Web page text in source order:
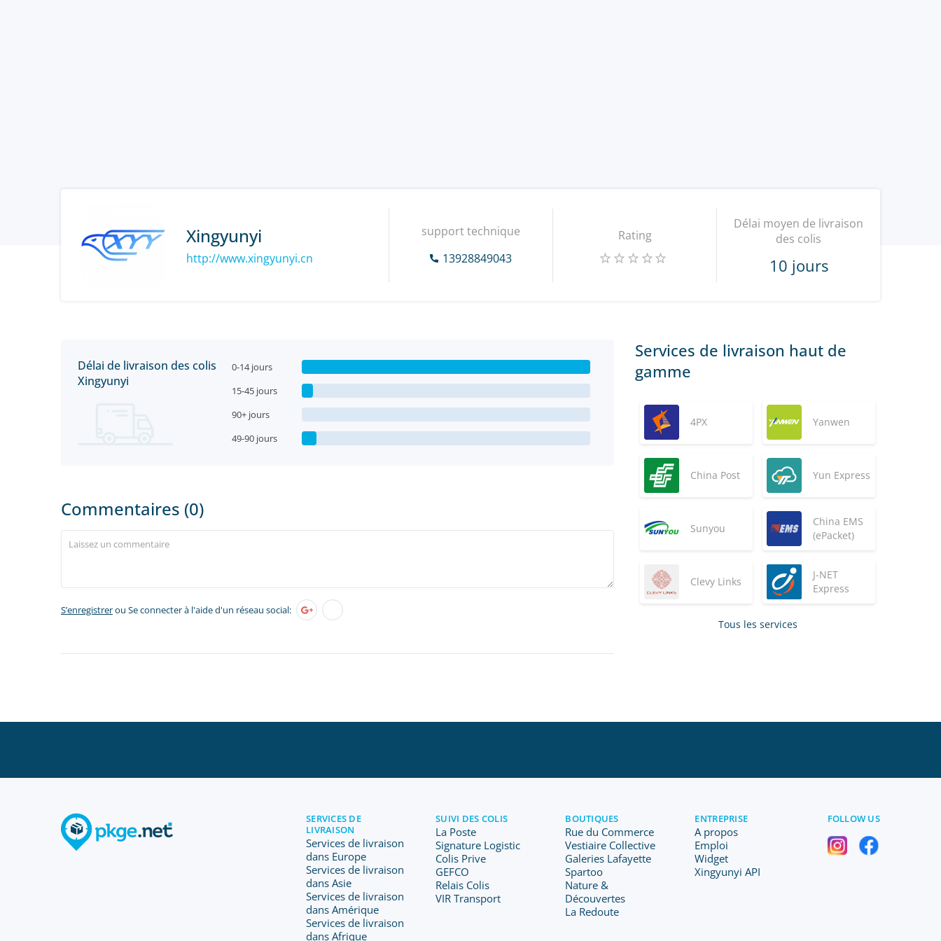
Xingyunyi
http://www.xingyunyi.cn
support technique
13928849043
Rating
Délai moyen de livraison
des colis
10 jours
Délai de livraison des colis
Xingyunyi
0-14 jours
15-45 jours
90+ jours
49-90 jours
Commentaires (0)
S’enregistrerou Se connecter à l'aide d'un réseau social:
Services de livraison haut de
gamme
4PX Yanwen
China Post Yun Express
Sunyou
China EMS
(ePacket)
Clevy Links
J-NET
Express
Tous les services
SERVICES DE
LIVRAISON
Services de livraison
dans Europe
Services de livraison
dans Asie
Services de livraison
dans Amérique
Services de livraison
dans Afrique
SUIVI DES COLIS
La Poste
Signature Logistic
Colis Prive
GEFCO
Relais Colis
VIR Transport
BOUTIQUES
Rue du Commerce
Vestiaire Collective
Galeries Lafayette
Spartoo
Nature &
Découvertes
La Redoute
ENTREPRISE
A propos
Emploi
Widget
Xingyunyi API
FOLLOW US